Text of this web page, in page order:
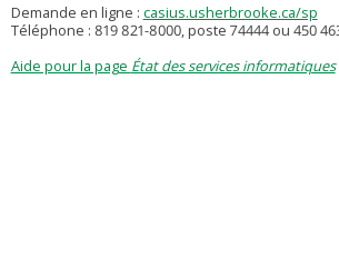
Demande en ligne : casius.usherbrooke.ca/sp
Téléphone : 819 821-8000, poste 74444 ou 450
Aide pour la page État des services informatiques